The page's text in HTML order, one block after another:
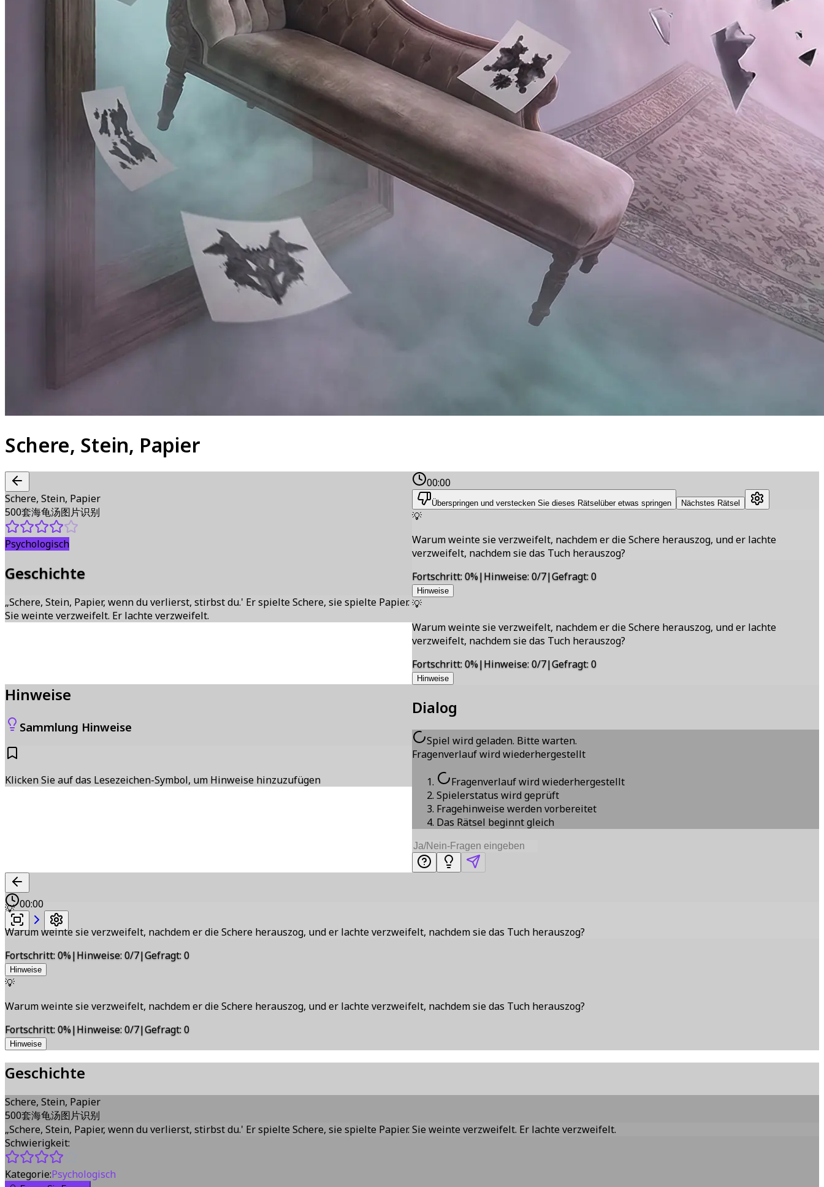
Schere, Stein, Papier
Schere, Stein, Papier
500套海龟汤图片识别
Psychologisch
Geschichte
„Schere, Stein, Papier, wenn du verlierst, stirbst du.' Er spielte Schere, sie spielte Papier.
Sie weinte verzweifelt. Er lachte verzweifelt.
Hinweise
Sammlung Hinweise
Klicken Sie auf das Lesezeichen-Symbol, um Hinweise hinzuzufügen
00:00
Überspringen und verstecken Sie dieses Rätsel über etwas springen Nächstes Rätsel
💡
Warum weinte sie verzweifelt, nachdem er die Schere herauszog, und er lachte
verzweifelt, nachdem sie das Tuch herauszog?
Fortschritt:0%|Hinweise:0/7|Gefragt:0
Hinweise
💡
Warum weinte sie verzweifelt, nachdem er die Schere herauszog, und er lachte
verzweifelt, nachdem sie das Tuch herauszog?
Fortschritt:0%|Hinweise:0/7|Gefragt:0
Hinweise
Dialog
Spiel wird geladen. Bitte warten.
Fragenverlauf wird wiederhergestellt
Fragenverlauf wird wiederhergestellt
Spielerstatus wird geprüft
Fragehinweise werden vorbereitet
Das Rätsel beginnt gleich
00:00
💡
Warum weinte sie verzweifelt, nachdem er die Schere herauszog, und er lachte verzweifelt, nachdem sie das Tuch herauszog?
Fortschritt:0%|Hinweise:0/7|Gefragt:0
Hinweise
💡
Warum weinte sie verzweifelt, nachdem er die Schere herauszog, und er lachte verzweifelt, nachdem sie das Tuch herauszog?
Fortschritt:0%|Hinweise:0/7|Gefragt:0
Hinweise
Geschichte
Schere, Stein, Papier
500套海龟汤图片识别
„Schere, Stein, Papier, wenn du verlierst, stirbst du.' Er spielte Schere, sie spielte Papier. Sie weinte verzweifelt. Er lachte verzweifelt.
Schwierigkeit:
Kategorie:Psychologisch